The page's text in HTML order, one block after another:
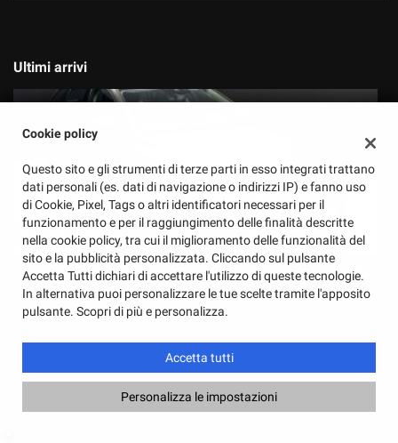
Ultimi arrivi
€ 15.490
ALFA ROMEO
Stelvio 2.2 Turbodiesel 160 CV AT8 RWD Super Business
Cookie policy
Questo sito e gli strumenti di terze parti in esso integrati trattano
dati personali (es. dati di navigazione o indirizzi IP) e fanno uso
di Cookie, Pixel, Tags o altri identificatori necessari per il
funzionamento e per il raggiungimento delle finalità descritte
nella cookie policy, tra cui il miglioramento delle funzionalità del
sito e la pubblicità personalizzata. Cliccando sul pulsante
Accetta Tutti dichiari di accettare l'utilizzo di queste tecnologie.
In alternativa puoi personalizzare le tue scelte tramite l'apposito
pulsante. Scopri di più e personalizza.
Accetta tutti
Personalizza le impostazioni